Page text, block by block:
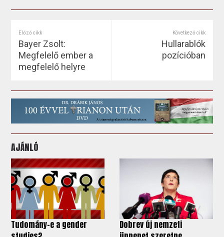
Előző cikk
Bayer Zsolt:
Megfelelő ember a
megfelelő helyre
Következő cikk
Hullarablók
pozícióban
AJÁNLÓ
Tudomány-e a gender
Dobrev új nemzeti